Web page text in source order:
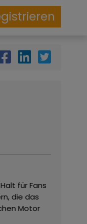
für Fans
die das
Motor